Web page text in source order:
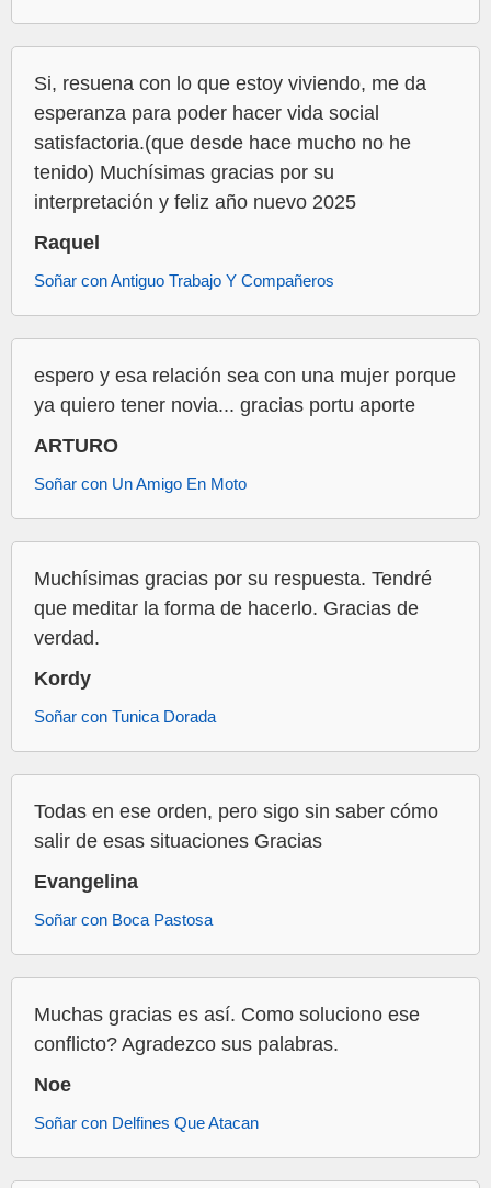
Si, resuena con lo que estoy viviendo, me da
esperanza para poder hacer vida social
satisfactoria.(que desde hace mucho no he
tenido) Muchísimas gracias por su
interpretación y feliz año nuevo 2025
Raquel
Soñar con Antiguo Trabajo Y Compañeros
espero y esa relación sea con una mujer porque
ya quiero tener novia... gracias portu aporte
ARTURO
Soñar con Un Amigo En Moto
Muchísimas gracias por su respuesta. Tendré
que meditar la forma de hacerlo. Gracias de
verdad.
Kordy
Soñar con Tunica Dorada
Todas en ese orden, pero sigo sin saber cómo
salir de esas situaciones Gracias
Evangelina
Soñar con Boca Pastosa
Muchas gracias es así. Como soluciono ese
conflicto? Agradezco sus palabras.
Noe
Soñar con Delfines Que Atacan